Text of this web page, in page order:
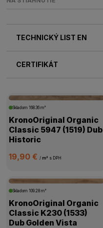
TECHNICKÝ LIST EN
CERTIFIKÁT
Skladom168.36 m²
KronoOriginal Organic
Classic 5947 (1519) Dub
Historic
19,90 €/ m² s DPH
Skladom109.28 m²
KronoOriginal Organic
Classic K230 (1533)
Dub Golden Vista